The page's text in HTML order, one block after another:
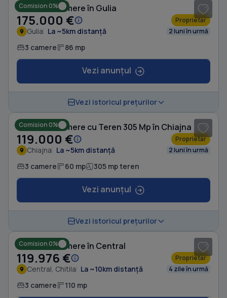
Comision 0%
Casă cu 3 camere în Gulia
175.000 € Proprietar
Gulia La ~5km distanță 2 luni în urmă
3 camere 86 mp
Vezi anunțul
Vezi istoricul prețurilor
Comision 0%
Casă cu 3 camere cu Teren 305 Mp în Chiajna
119.000 € Proprietar
Chiajna La ~5km distanță 2 luni în urmă
3 camere 60 mp 305 mp teren
Vezi anunțul
Vezi istoricul prețurilor
Comision 0%
Casă cu 3 camere în Central
119.976 € Proprietar
Central, Chitila La ~10km distanță 4 zile în urmă
3 camere 110 mp